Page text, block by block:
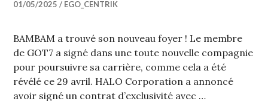
01/05/2025 EGO_CENTRIK
BAMBAM a trouvé son nouveau foyer ! Le membre
de GOT7 a signé dans une toute nouvelle compagnie
pour poursuivre sa carrière, comme cela a été
révélé ce 29 avril. HALO Corporation a annoncé
avoir signé un contrat d’exclusivité avec …